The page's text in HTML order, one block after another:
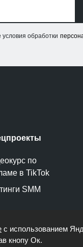
обработки
по
в TikTok
SMM
с использованием
кнопу Ок.